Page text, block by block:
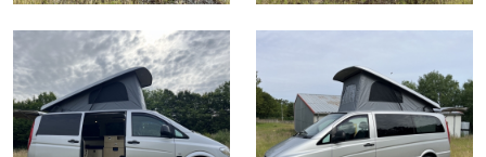
Renault Master - Baie
Chauffage stationnaire - Autoterm